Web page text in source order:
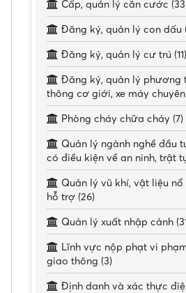
Cấp, quản lý căn cước
Đăng ký, quản lý con dấu
Đăng ký, quản lý cư trú (11)
Đăng ký, quản lý phương
thông cơ giới, xe máy chuyên
Phòng cháy chữa cháy (7)
Quản lý ngành nghề đầu
có điều kiện về an ninh, trật
Quản lý vũ khí, vật liệu
hỗ trợ (26)
Quản lý xuất nhập cảnh
Lĩnh vực nộp phạt vi
giao thông (3)
Định danh và xác thực